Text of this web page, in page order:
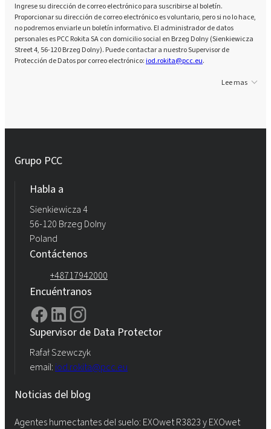
Ingrese su dirección de correo electrónico para suscribirse al boletín.
Proporcionar su dirección de correo electrónico es voluntario, pero si no lo hace,
no podremos enviarle un boletín informativo. El administrador de datos
personales es PCC Rokita SA con domicilio social en Brzeg Dolny (Sienkiewicza
Street 4, 56-120 Brzeg Dolny). Puede contactar a nuestro Supervisor de
Protección de Datos por correo electrónico:iod.rokita@pcc.eu.
Lee mas
Grupo PCC
Habla a
Sienkiewicza 4
56-120 Brzeg Dolny
Poland
Contáctenos
+48717942000
Encuéntranos
Supervisor de Data Protector
Rafał Szewczyk
email: iod.rokita@pcc.eu
Noticias del blog
Agentes humectantes del suelo: EXOwet R3823 y EXOwet